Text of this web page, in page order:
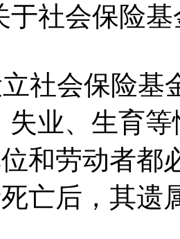
于社会保险
社会保险基
失业、生育
和劳动者都
亡后，其遗